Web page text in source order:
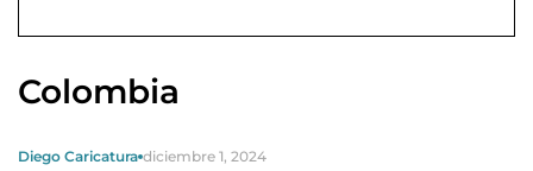
Colombia
Diego Caricatura diciembre 1, 2024